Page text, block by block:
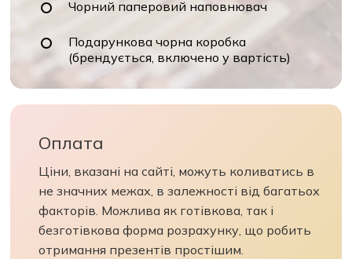
Чорний паперовий наповнювач
Подарункова чорна коробка
(брендується, включено у вартість)
Оплата
Ціни, вказані на сайті, можуть коливатись в
не значних межах, в залежності від багатьох
факторів. Можлива як готівкова, так і
безготівкова форма розрахунку, що робить
отримання презентів простішим.